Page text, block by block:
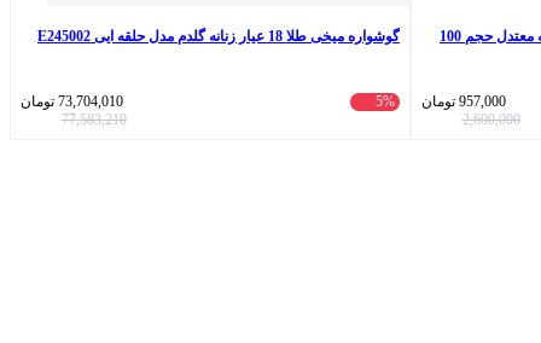
ادو پرفیوم مردانه نیفتی مدل بلو شنل با رایحه معتدل حجم 100
957,000 تومان
2,600,000
گوشواره میخی طلا 18 عیار زنانه گلدم مدل حلقه ایی E245002
5%
73,704,010 تومان
77,583,210